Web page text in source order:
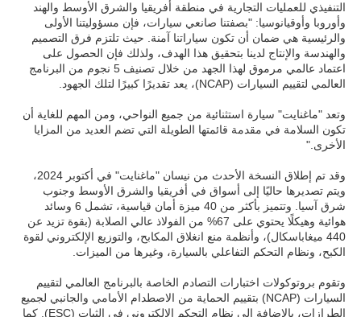
التنفيذي للعمليات التجارية في منطقة أفريقيا والشرق الأوسط والهند
وأوروبا وأوقيانوسيا: "بصفتنا صانعي سيارات، فإن مسؤوليتنا الأولى
والرئيسية هي ضمان أن تكون سياراتنا آمنة. حيث تلتزم فرق التصميم
والهندسة والإنتاج لدينا بتحقيق هذا الهدف، ولذلك فإن الحصول على
اعتماد عالمي مرموق لهذا الجهد من خلال تصنيف 5 نجوم من البرنامج
العالمي لتقييم السيارات (NCAP)، يعد تقديرًا كبيرًا لتلك الجهود.
وتعد "ماغنايت" سيارة استثنائية من جميع النواحي، ومن المهم للغاية أن
تكون السلامة في مقدمة قائمتها الطويلة التي تضم العديد من المزايا
الأخرى."
وقد تم إطلاق النسخة الأحدث من نيسان "ماغنايت" في أكتوبر 2024،
ويتم تصديرها حاليًا إلى أسواق في أفريقيا والشرق الأوسط وجنوب
شرق آسيا. وتتميز بأكثر من 40 ميزة أمان قياسية، تشمل 6 وسائد
هوائية وهيكلًا يحتوي على 67% من الفولاذ عالي الصلابة (بقوة تزيد عن
440 ميغاباسكال)، وأنظمة منع انغلاق المكابح، والتوزيع الإلكتروني لقوة
الكبح، ونظام التحكم التفاعلي بالسيارة، وغيرها من الميزات.
وتقوم بروتوكولات اختبارات التصادم الخاصة بالبرنامج العالمي لتقييم
السيارات (NCAP) بتقييم الحماية من الاصطدام الأمامي والجانبي لجميع
الطرازات، بالإضافة إلى نظام التحكم الإلكتروني في الثبات (ESC). كما